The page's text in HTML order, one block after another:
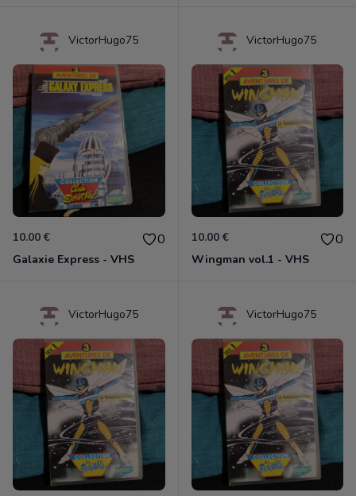
VictorHugo75
10.00 € 0
Galaxie Express - VHS
VictorHugo75
10.00 € 0
Wingman vol.1 - VHS
VictorHugo75 VictorHugo75